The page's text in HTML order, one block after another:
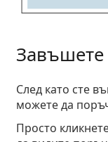
Завъшете
След като сте
можете да
Просто